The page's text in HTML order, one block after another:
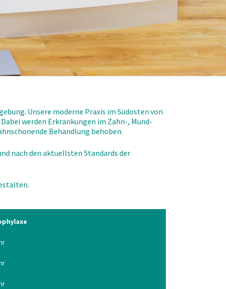
Unsere moderne Praxis im Südosten von
werden Erkrankungen im Zahn-, Mund-
Behandlung behoben.
nach den aktuellsten Standards der